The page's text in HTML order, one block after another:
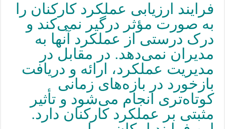
فرایند ارزیابی عملکرد کارکنان را
به صورت مؤثر درگیر نمی‌کند و
درک درستی از عملکرد آنها به
مدیران نمی‌دهد. در مقابل در
مدیریت عملکرد، ارائه و دریافت
بازخورد در بازه‌های زمانی
کوتاه‌تری انجام می‌شود و تأثیر
مثبتی بر عملکرد کارکنان دارد.